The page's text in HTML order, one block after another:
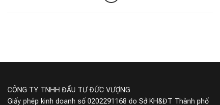
CÔNG TY TNHH ĐẦU TƯ ĐỨC VƯỢNG
Giấy phép kinh doanh số 0202291168 do Sở KH&ĐT Thành phố